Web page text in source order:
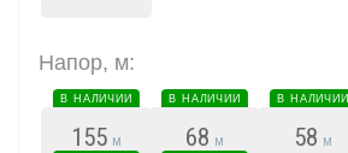
Напор, м:
155
В НАЛИЧИИ
м 68
В НАЛИЧИИ
м 58
В НАЛИЧИИ
м